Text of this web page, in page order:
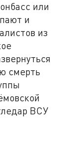
или
и
из
смерть
ВСУ